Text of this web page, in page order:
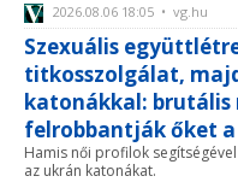
2026.08.06 18:05 • vg.hu
Szexuális
titkosszolgálat,
katonákkal: brutális
felrobbantják őket
Hamis női profilok
az ukrán katonákat.